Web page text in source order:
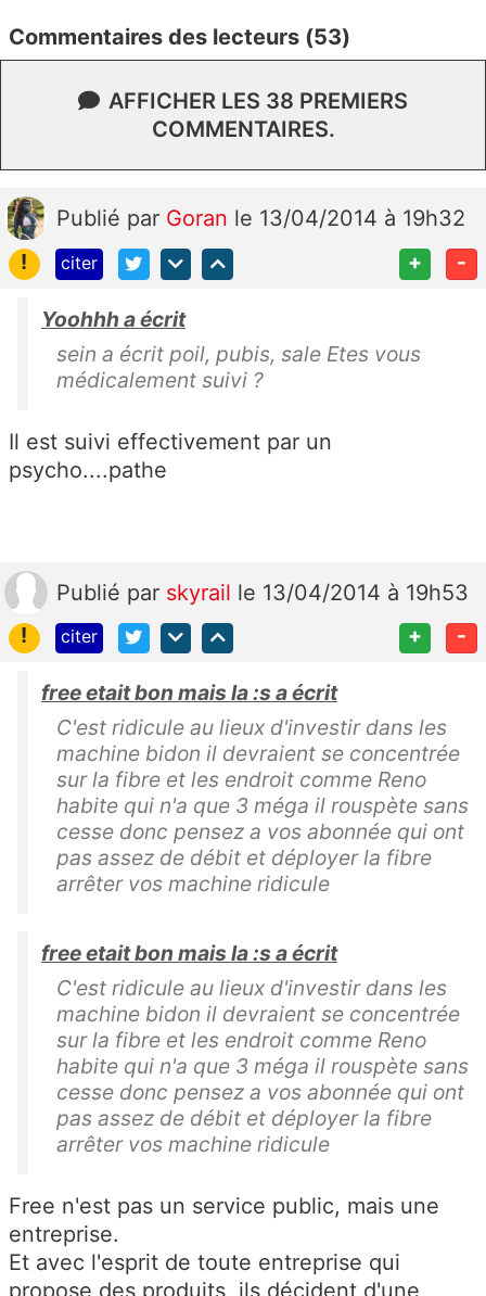
Commentaires des lecteurs (53)
AFFICHER LES 38 PREMIERS
COMMENTAIRES.
Publié par Goran le 13/04/2014 à 19h32
!
citer + -
Yoohhh a écrit
sein a écrit poil, pubis, sale Etes vous
médicalement suivi ?
Il est suivi effectivement par un
psycho....pathe
Publié par skyrail le 13/04/2014 à 19h53
!
citer + -
free etait bon mais la :s a écrit
C'est ridicule au lieux d'investir dans les
machine bidon il devraient se concentrée
sur la fibre et les endroit comme Reno
habite qui n'a que 3 méga il rouspète sans
cesse donc pensez a vos abonnée qui ont
pas assez de débit et déployer la fibre
arrêter vos machine ridicule
free etait bon mais la :s a écrit
C'est ridicule au lieux d'investir dans les
machine bidon il devraient se concentrée
sur la fibre et les endroit comme Reno
habite qui n'a que 3 méga il rouspète sans
cesse donc pensez a vos abonnée qui ont
pas assez de débit et déployer la fibre
arrêter vos machine ridicule
Free n'est pas un service public, mais une
entreprise.
Et avec l'esprit de toute entreprise qui